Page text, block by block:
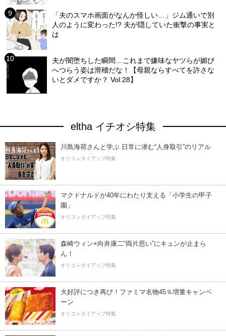
「夫のスマホ画面がなんか怪しい…」ジム通いで別
人のように変わった!? 夫が隠していた衝撃の事実と
は
夫が闇堕ちした瞬間…これまで嫌味なヤツらが媚び
へつらう姿は滑稽だな！【母親ならすべてを許さな
いとダメですか？ Vol.28】
eltha イチオシ特集
川島海荷さんと学ぶ 日常に潜む“人身取引”のリアル
オリコンタイアップ特集
マクドナルドが40年にわたり支える「小学生の甲子
園」
オリコンタイアップ特集
森崎ウィン×向井康二“両片思い”にキュンが止まら
ん！
オリコンタイアップ特集
大好評につき再び！ファミマ名物45％増量キャンペ
ーン
オリコンタイアップ特集